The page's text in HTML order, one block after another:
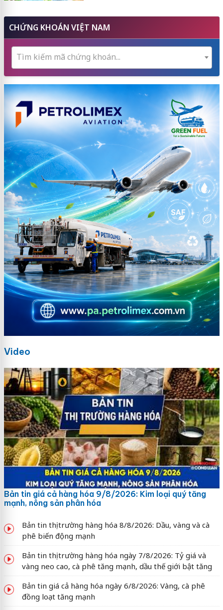
CHỨNG KHOÁN VIỆT NAM
Tìm kiếm mã chứng khoán...
Video
Bản tin giá cả hàng hóa 9/8/2026: Kim loại quý tăng
mạnh, nông sản phân hóa
Bản tin thị trường hàng hóa 8/8/2026: Dầu, vàng và cà
phê biến động mạnh
Bản tin thị trường hàng hóa ngày 7/8/2026: Tỷ giá và
vàng neo cao, cà phê tăng mạnh, dầu thế giới bật tăng
Bản tin giá cả hàng hóa ngày 6/8/2026: Vàng, cà phê
đồng loạt tăng mạnh